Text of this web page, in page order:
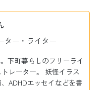
ター・ライター
下町暮らしのフリーライ
レーター。 妖怪イラス
、ADHDエッセイなどを書